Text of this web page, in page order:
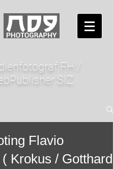
FH /
SIZ
Flavio
Krokus / Gotthard